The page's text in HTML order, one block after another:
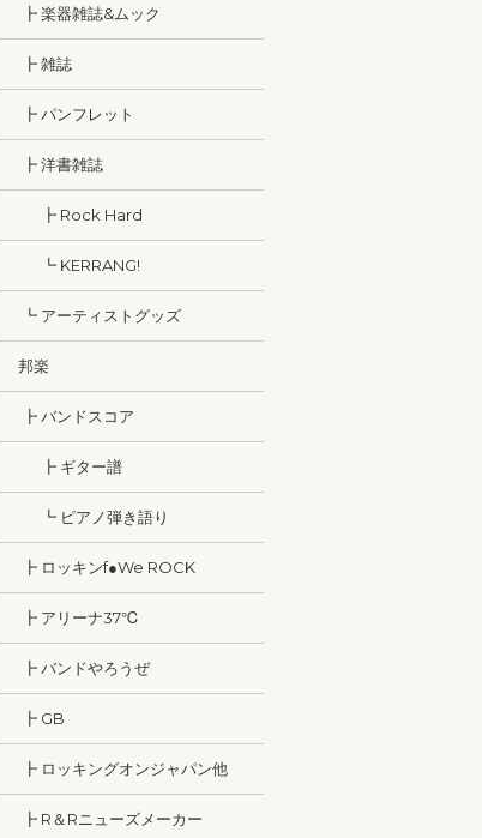
┣ 楽器雑誌&ムック
┣ 雑誌
┣ パンフレット
┣ 洋書雑誌
┣ Rock Hard
┗ KERRANG!
┗ アーティストグッズ
邦楽
┣ バンドスコア
┣ ギター譜
┗ ピアノ弾き語り
┣ ロッキンf●We ROCK
┣ アリーナ37℃
┣ バンドやろうぜ
┣ GB
┣ ロッキングオンジャパン他
┣ R＆Rニューズメーカー